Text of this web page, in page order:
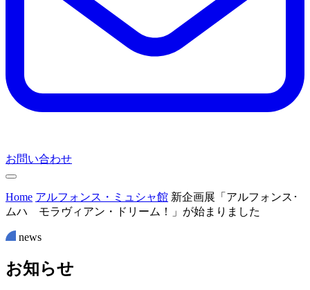
お問い合わせ
Home アルフォンス・ミュシャ館 新企画展「アルフォンス･
ムハ モラヴィアン・ドリーム！」が始まりました
news
お知らせ